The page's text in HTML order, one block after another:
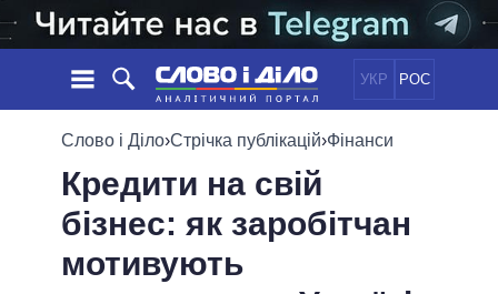
УКР РОС
НОВИНИ
СТРІЧКА
ПОДІЇ
СТАТТІ
ПОЛІТИКА
ЕКОНОМІКА
ОБIЦЯНКИ
ПОЛIТИКИ
УСІ ПОЛІТИКИ
Слово і Діло›Стрічка публікацій›Фінанси
Кредити на свій
бізнес: як заробітчан
мотивують